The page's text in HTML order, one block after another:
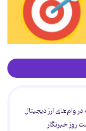
وام‌های ارز دیجیتال
روز خبرنگار